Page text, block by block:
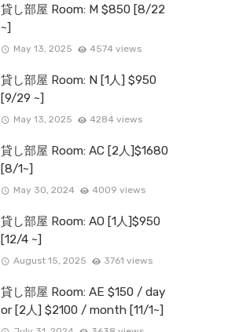
貸し部屋 Room: M $850 [8/22
~]
May 13, 2025 4574 views
貸し部屋 Room: N [1人] $950
[9/29 ~]
May 13, 2025 4284 views
貸し部屋 Room: AC [2人]$1680
[8/1~]
May 30, 2024 4009 views
貸し部屋 Room: AO [1人]$950
[12/4 ~]
August 15, 2025 3761 views
貸し部屋 Room: AE $150 / day
or [2人] $2100 / month [11/1~]